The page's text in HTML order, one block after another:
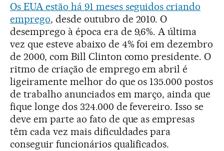
Os EUA estão há 91 meses seguidos criando
emprego, desde outubro de 2010. O
desemprego à época era de 9,6%. A última
vez que esteve abaixo de 4% foi em dezembro
de 2000, com Bill Clinton como presidente. O
ritmo de criação de emprego em abril é
ligeiramente melhor do que os 135.000 postos
de trabalho anunciados em março, ainda que
fique longe dos 324.000 de fevereiro. Isso se
deve em parte ao fato de que as empresas
têm cada vez mais dificuldades para
conseguir funcionários qualificados.